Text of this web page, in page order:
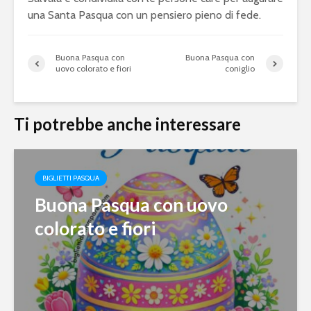
una Santa Pasqua con un pensiero pieno di fede.
Buona Pasqua con
uovo colorato e fiori
Buona Pasqua con
coniglio
Ti potrebbe anche interessare
BIGLIETTI PASQUA
Buona Pasqua con uovo
colorato e fiori